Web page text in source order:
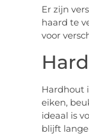
Er zijn
haard te
voor
Hardhout
eiken,
ideaal is
blijft